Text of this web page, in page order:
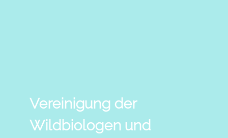
Vereinigung der
Wildbiologen und